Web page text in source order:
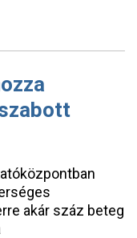
akár száz beteg